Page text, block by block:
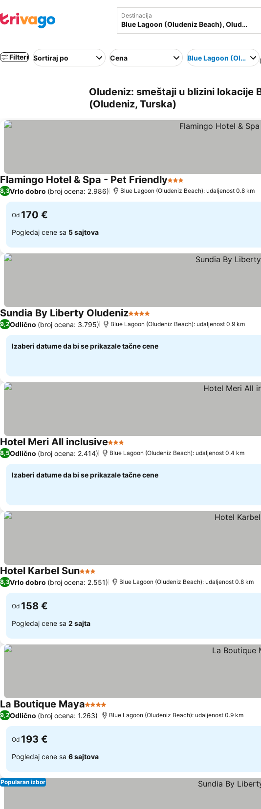
Destinacija
Filteri Sortiraj po Cena Blue Lagoon
Oludeniz: smeštaji u blizini lokacije
(Oludeniz, Turska)
Flamingo Hotel & Spa - Pet Friendly3 Zvezdice
8,3Vrlo dobro (broj ocena: 2.986) Blue Lagoon (Oludeniz Beach): udaljenost 0.8 km
Od 170 €
Pogledaj cene sa 5 sajtova
Sundia By Liberty Oludeniz4 Zvezdice
9,2Odlično (broj ocena: 3.795) Blue Lagoon (Oludeniz Beach): udaljenost 0.9 km
Izaberi datume da bi se prikazale tačne cene
Hotel Meri All inclusive3 Zvezdice
8,5Odlično (broj ocena: 2.414) Blue Lagoon (Oludeniz Beach): udaljenost 0.4 km
Izaberi datume da bi se prikazale tačne cene
Hotel Karbel Sun3 ZvezdicePogledaj cene
8,3Vrlo dobro (broj ocena: 2.551) Blue Lagoon (Oludeniz Beach): udaljenost 0.8 km
Od 158 €
Pogledaj cene sa 2 sajta
La Boutique Maya4 Zvezdice
9,2Odlično (broj ocena: 1.263) Blue Lagoon (Oludeniz Beach): udaljenost 0.9 km
Od 193 €
Pogledaj cene sa 6 sajtova
Popularan izbor